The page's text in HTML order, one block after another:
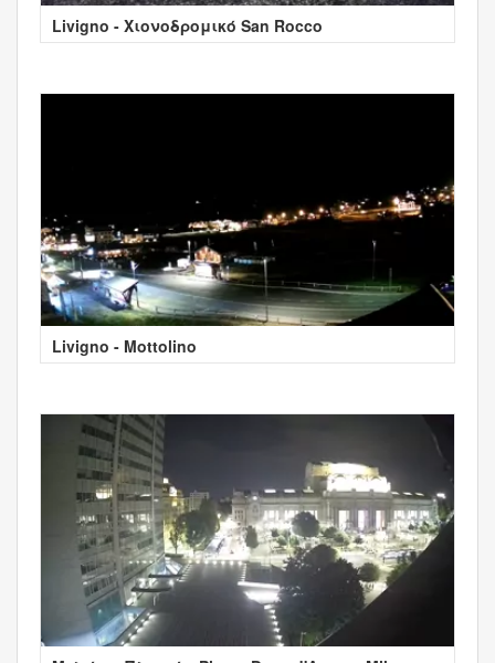
Livigno - Χιονοδρομικό San Rocco
Livigno - Mottolino